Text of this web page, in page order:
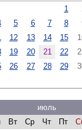
1
5 6 7 8
12 13 14 15
19 20 21 22
26 27 28 29
июль
Вт Ср Чт Пт